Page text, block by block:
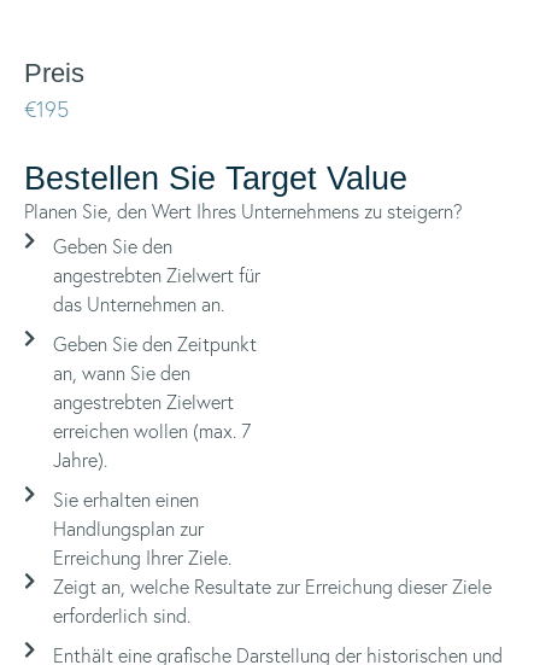
Preis
€195
Bestellen Sie Target Value
Planen Sie, den Wert Ihres Unternehmens zu steigern?
Geben Sie den
angestrebten Zielwert für
das Unternehmen an.
Geben Sie den Zeitpunkt
an, wann Sie den
angestrebten Zielwert
erreichen wollen (max. 7
Jahre).
Sie erhalten einen
Handlungsplan zur
Erreichung Ihrer Ziele.
Zeigt an, welche Resultate zur Erreichung dieser Ziele
erforderlich sind.
Enthält eine grafische Darstellung der historischen und